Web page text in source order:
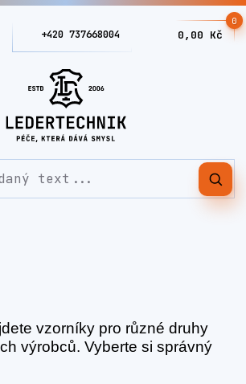
+420 737668004
0
0,00 Kč
vzorníky pro různé druhy
výrobců. Vyberte si správný